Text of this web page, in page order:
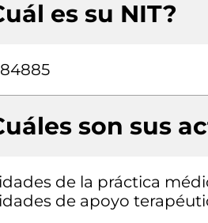
es su NIT?
son sus
de la práctica
de apoyo